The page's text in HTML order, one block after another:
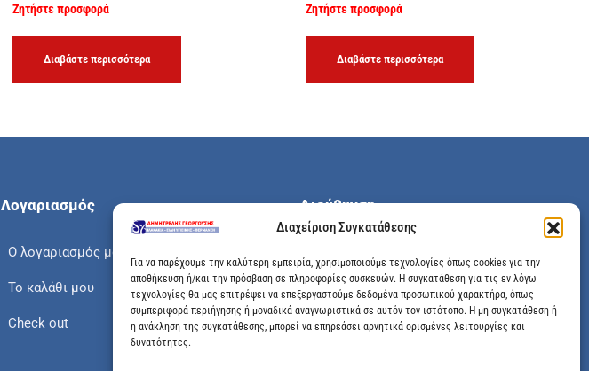
Διαχείριση Συγκατάθεσης
Για να παρέχουμε την καλύτερη εμπειρία, χρησιμοποιούμε τεχνολογίες όπως cookies για την
αποθήκευση ή/και την πρόσβαση σε πληροφορίες συσκευών. Η συγκατάθεση για τις εν λόγω
τεχνολογίες θα μας επιτρέψει να επεξεργαστούμε δεδομένα προσωπικού χαρακτήρα, όπως
συμπεριφορά περιήγησης ή μοναδικά αναγνωριστικά σε αυτόν τον ιστότοπο. Η μη συγκατάθεση ή
η ανάκληση της συγκατάθεσης, μπορεί να επηρεάσει αρνητικά ορισμένες λειτουργίες και
δυνατότητες.
Ζητήστε προσφορά
Διαβάστε περισσότερα
Ζητήστε προσφορά
Διαβάστε περισσότερα
Λογαριασμός
Ο λογαριασμός μου
Το καλάθι μου
Check out
Διεύθυνση
Μεγάλης Χώρας 89, Αγρίνιο, Τ.Κ: 30100
info@dimitrelis-georgousis.gr
(+30) 26410 44020